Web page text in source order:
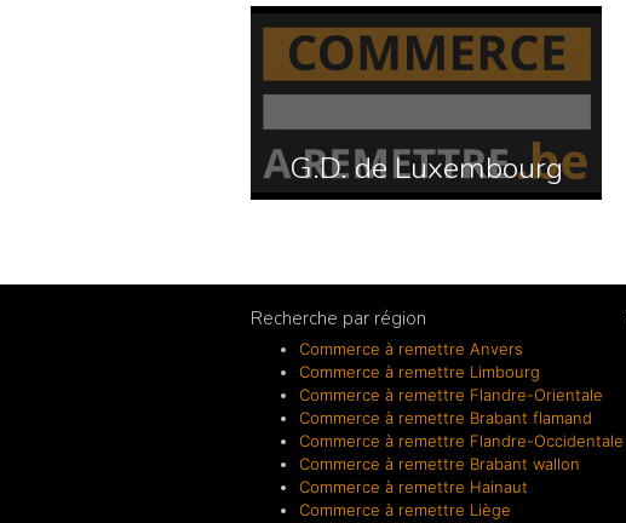
G.D. de Luxembourg
Recherche par région
Commerce à remettre Anvers
Commerce à remettre Limbourg
Commerce à remettre Flandre-Orientale
Commerce à remettre Brabant flamand
Commerce à remettre Flandre-Occidentale
Commerce à remettre Brabant wallon
Commerce à remettre Hainaut
Commerce à remettre Liège